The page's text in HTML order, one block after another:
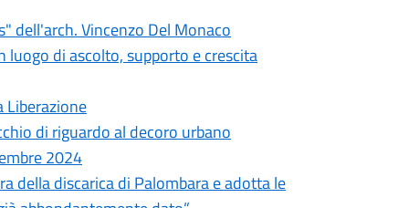
dell'arch. Vincenzo Del Monaco
luogo di ascolto, supporto e crescita
Liberazione
di riguardo al decoro urbano
2024
della discarica di Palombara e adotta le